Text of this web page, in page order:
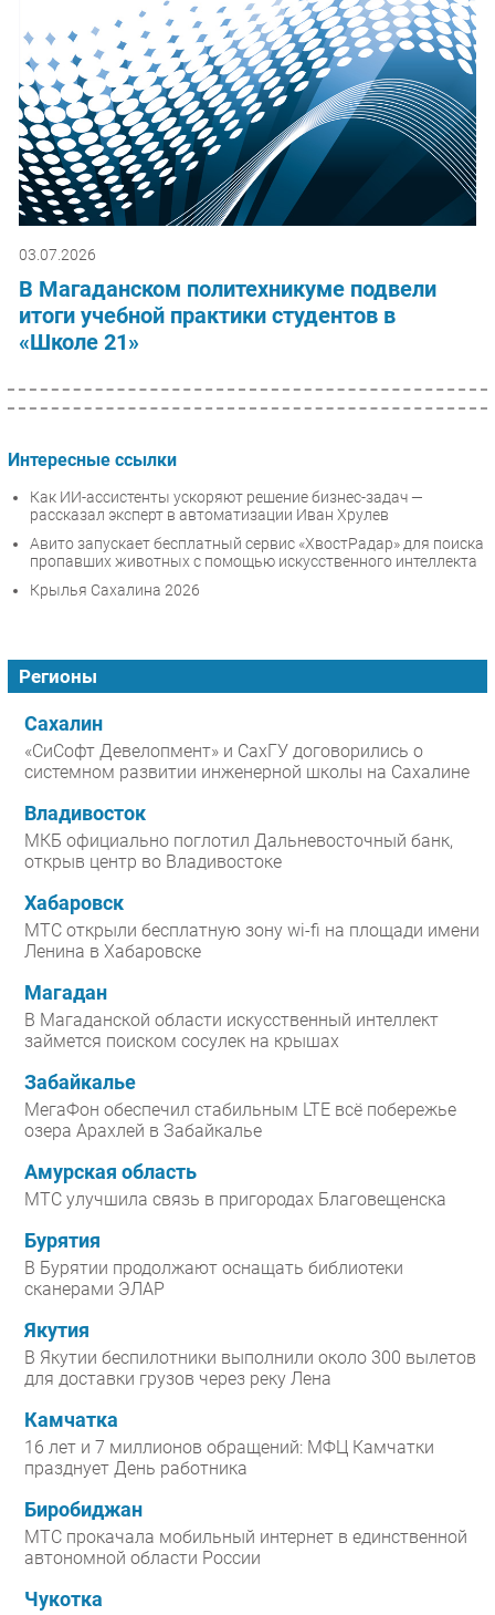
03.07.2026
В Магаданском политехникуме подвели
итоги учебной практики студентов в
«Школе 21»
Интересные ссылки
Как ИИ-ассистенты ускоряют решение бизнес-задач —
рассказал эксперт в автоматизации Иван Хрулев
Авито запускает бесплатный сервис «ХвостРадар» для поиска
пропавших животных с помощью искусственного интеллекта
Крылья Сахалина 2026
Регионы
Сахалин
«СиСофт Девелопмент» и СахГУ договорились о
системном развитии инженерной школы на Сахалине
Владивосток
МКБ официально поглотил Дальневосточный банк,
открыв центр во Владивостоке
Хабаровск
МТС открыли бесплатную зону wi-fi на площади имени
Ленина в Хабаровске
Магадан
В Магаданской области искусственный интеллект
займется поиском сосулек на крышах
Забайкалье
МегаФон обеспечил стабильным LTE всё побережье
озера Арахлей в Забайкалье
Амурская область
МТС улучшила связь в пригородах Благовещенска
Бурятия
В Бурятии продолжают оснащать библиотеки
сканерами ЭЛАР
Якутия
В Якутии беспилотники выполнили около 300 вылетов
для доставки грузов через реку Лена
Камчатка
16 лет и 7 миллионов обращений: МФЦ Камчатки
празднует День работника
Биробиджан
МТС прокачала мобильный интернет в единственной
автономной области России
Чукотка